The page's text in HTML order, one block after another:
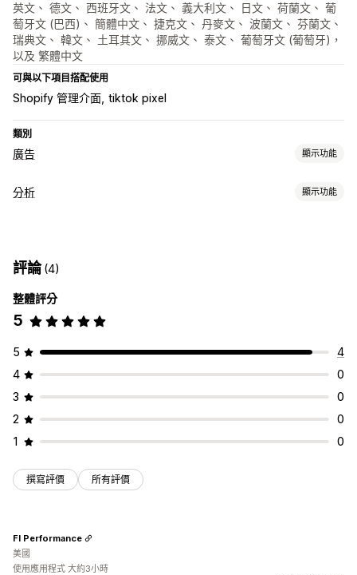
英文、 德文、 西班牙文、 法文、 義大利文、 日文、 荷蘭文、 葡
萄牙文 (巴西)、 簡體中文、 捷克文、 丹麥文、 波蘭文、 芬蘭文、
瑞典文、 韓文、 土耳其文、 挪威文、 泰文、 葡萄牙文 (葡萄牙)，
以及 繁體中文
可與以下項目搭配使用
Shopify 管理介面 tiktok pixel
類別
廣告 顯示功能
目標設定
行銷活動管理
成效分析
分析 顯示功能
行銷歸因
視覺化內容和報告
分析控制面板
評論(4)
整體評分
5
5
4
4
0
3
0
2
0
1
0
撰寫評價 所有評價
FI Performance
美國
使用應用程式 大約3小時